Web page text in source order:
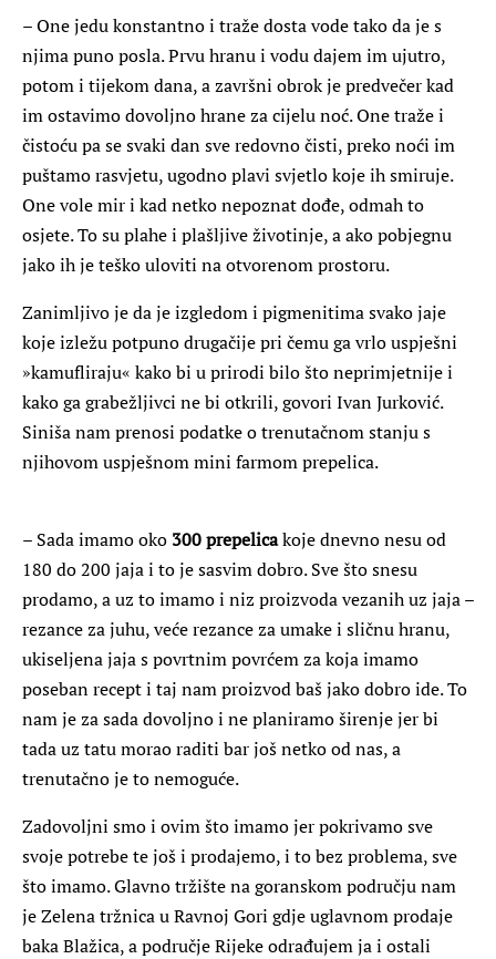
– One jedu konstantno i traže dosta vode tako da je s
njima puno posla. Prvu hranu i vodu dajem im ujutro,
potom i tijekom dana, a završni obrok je predvečer kad
im ostavimo dovoljno hrane za cijelu noć. One traže i
čistoću pa se svaki dan sve redovno čisti, preko noći im
puštamo rasvjetu, ugodno plavi svjetlo koje ih smiruje.
One vole mir i kad netko nepoznat dođe, odmah to
osjete. To su plahe i plašljive životinje, a ako pobjegnu
jako ih je teško uloviti na otvorenom prostoru.
Zanimljivo je da je izgledom i pigmenitima svako jaje
koje izležu potpuno drugačije pri čemu ga vrlo uspješni
»kamufliraju« kako bi u prirodi bilo što neprimjetnije i
kako ga grabežljivci ne bi otkrili, govori Ivan Jurković.
Siniša nam prenosi podatke o trenutačnom stanju s
njihovom uspješnom mini farmom prepelica.
– Sada imamo oko 300 prepelicakoje dnevno nesu od
180 do 200 jaja i to je sasvim dobro. Sve što snesu
prodamo, a uz to imamo i niz proizvoda vezanih uz jaja –
rezance za juhu, veće rezance za umake i sličnu hranu,
ukiseljena jaja s povrtnim povrćem za koja imamo
poseban recept i taj nam proizvod baš jako dobro ide. To
nam je za sada dovoljno i ne planiramo širenje jer bi
tada uz tatu morao raditi bar još netko od nas, a
trenutačno je to nemoguće.
Zadovoljni smo i ovim što imamo jer pokrivamo sve
svoje potrebe te još i prodajemo, i to bez problema, sve
što imamo. Glavno tržište na goranskom području nam
je Zelena tržnica u Ravnoj Gori gdje uglavnom prodaje
baka Blažica, a područje Rijeke odrađujem ja i ostali